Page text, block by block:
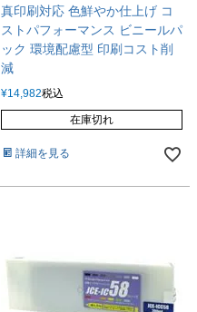
真印刷対応 色鮮やか仕上げ コ
ストパフォーマンス ビニールパ
ック 環境配慮型 印刷コスト削
減
¥14,982税込
在庫切れ
詳細を見る